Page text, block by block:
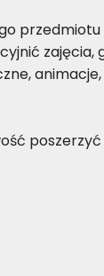
zajęcia,
poszerzyć